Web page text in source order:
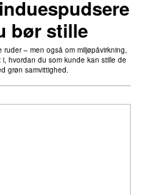
bør stille
– men også om miljøpåvirkning,
hvordan du som kunde kan stille de
grøn samvittighed.